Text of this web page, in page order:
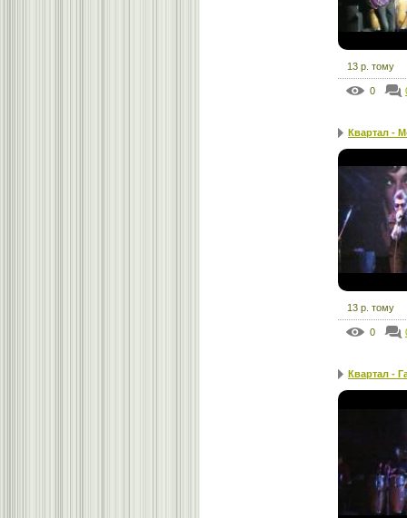
13 р. тому
0
Квартал -
13 р. тому
0
Квартал -